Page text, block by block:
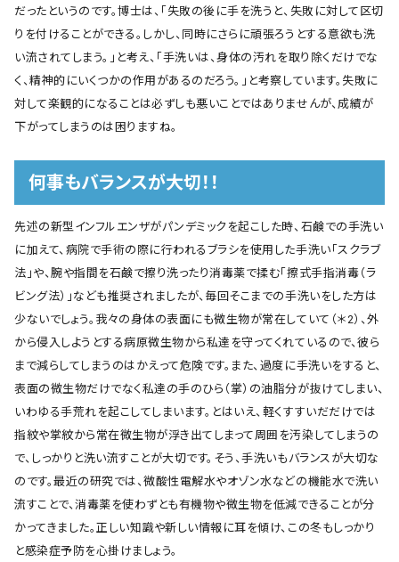
だったというのです。博士は、「失敗の後に手を洗うと、失敗に対して区切
りを付けることができる。しかし、同時にさらに頑張ろうとする意欲も洗
い流されてしまう。」と考え、「手洗いは、身体の汚れを取り除くだけでな
く、精神的にいくつかの作用があるのだろう。」と考察しています。失敗に
対して楽観的になることは必ずしも悪いことではありませんが、成績が
下がってしまうのは困りますね。
何事もバランスが大切！！
先述の新型インフルエンザがパンデミックを起こした時、石鹸での手洗い
に加えて、病院で手術の際に行われるブラシを使用した手洗い「スクラブ
法」や、腕や指間を石鹸で擦り洗ったり消毒薬で揉む「擦式手指消毒（ラ
ビング法）」なども推奨されましたが、毎回そこまでの手洗いをした方は
少ないでしょう。我々の身体の表面にも微生物が常在していて（＊2）、外
から侵入しようとする病原微生物から私達を守ってくれているので、彼ら
まで減らしてしまうのはかえって危険です。また、過度に手洗いをすると、
表面の微生物だけでなく私達の手のひら（掌）の油脂分が抜けてしまい、
いわゆる手荒れを起こしてしまいます。とはいえ、軽くすすいだだけでは
指紋や掌紋から常在微生物が浮き出てしまって周囲を汚染してしまうの
で、しっかりと洗い流すことが大切です。そう、手洗いもバランスが大切な
のです。最近の研究では、微酸性電解水やオゾン水などの機能水で洗い
流すことで、消毒薬を使わずとも有機物や微生物を低減できることが分
かってきました。正しい知識や新しい情報に耳を傾け、この冬もしっかり
と感染症予防を心掛けましょう。